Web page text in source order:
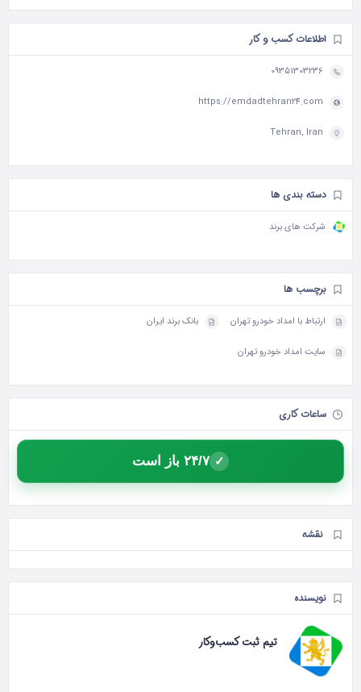
اطلاعات کسب و کار
09351303236
https://emdadtehran24.com
Tehran, Iran
دسته بندی ها
شرکت های برند
برچسب ها
ارتباط با امداد خودرو تهران بانک برند ایران
سایت امداد خودرو تهران
ساعات کاری
✓ ۲۴/۷ باز است
نقشه
نویسنده
تیم ثبت کسب‌وکار